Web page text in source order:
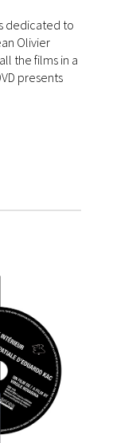
dedicated to
Olivier
the films in a
presents